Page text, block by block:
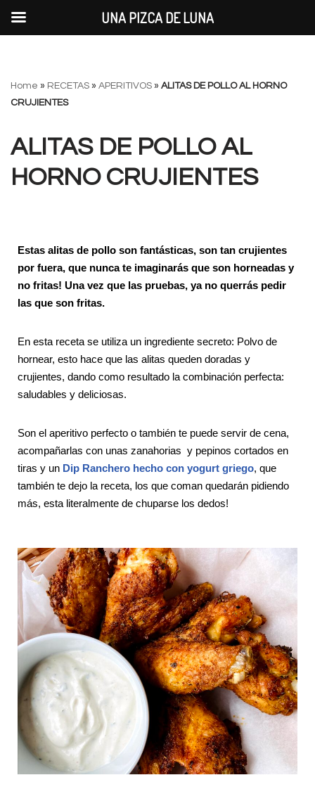
al
contenido
Home » RECETAS » APERITIVOS » ALITAS DE POLLO AL HORNO
CRUJIENTES
ALITAS DE POLLO AL
HORNO CRUJIENTES
Estas alitas de pollo son fantásticas, son tan crujientes
por fuera, que nunca te imaginarás que son horneadas y
no fritas! Una vez que las pruebas, ya no querrás pedir
las que son fritas.
En esta receta se utiliza un ingrediente secreto: Polvo de
hornear, esto hace que las alitas queden doradas y
crujientes, dando como resultado la combinación perfecta:
saludables y deliciosas.
Son el aperitivo perfecto o también te puede servir de cena,
acompañarlas con unas zanahorias y pepinos cortados en
tiras y un Dip Ranchero hecho con yogurt griego, que
también te dejo la receta, los que coman quedarán pidiendo
más, esta literalmente de chuparse los dedos!
UNA PIZCA DE LUNA